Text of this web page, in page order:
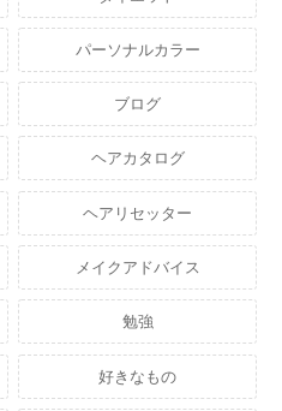
パーソナルカラー
ブログ
ヘアカタログ
ヘアリセッター
メイクアドバイス
勉強
好きなもの